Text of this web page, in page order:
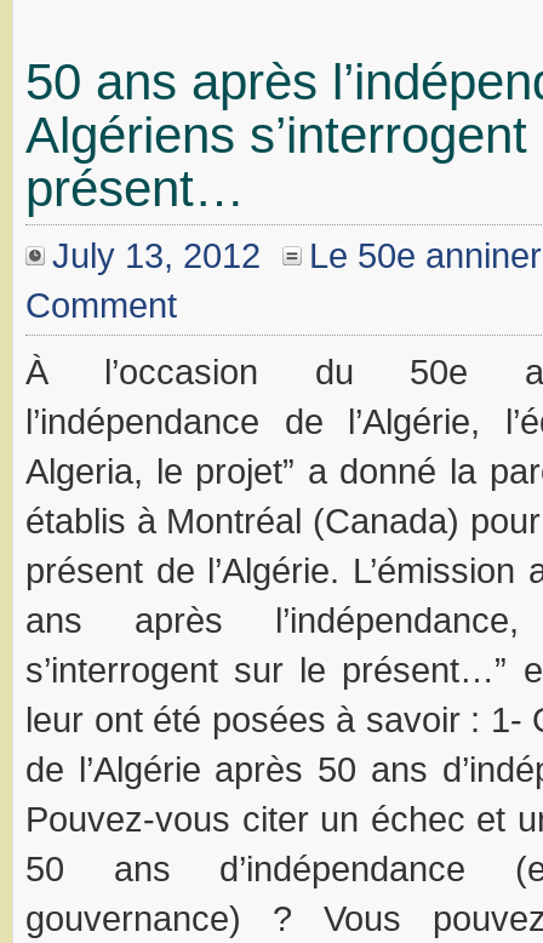
50 ans après
Algériens
présent…
July 13, 2012
Le 50e
Comment
À l’occasion du 50e
l’indépendance de l’Algérie,
Algeria, le projet” a donné la
établis à Montréal (Canada)
présent de l’Algérie. L’émission
ans après
s’interrogent sur le présent…”
leur ont été posées à savoir : 1-
de l’Algérie après 50 ans
Pouvez-vous citer un échec et
50 ans d’indépendance
gouvernance) ? Vous